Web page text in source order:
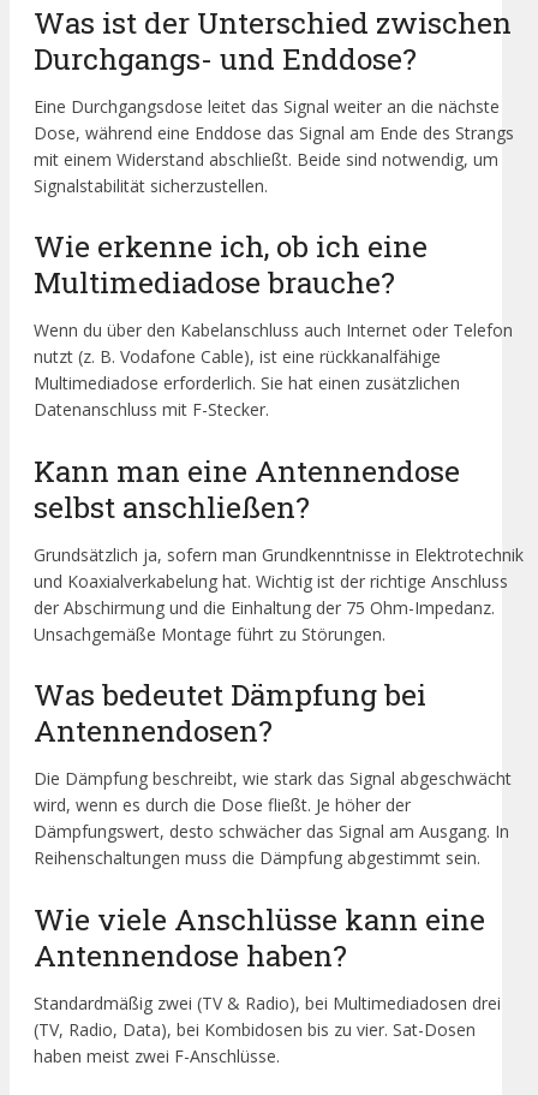
Was ist der Unterschied zwischen
Durchgangs- und Enddose?
Eine Durchgangsdose leitet das Signal weiter an die nächste
Dose, während eine Enddose das Signal am Ende des Strangs
mit einem Widerstand abschließt. Beide sind notwendig, um
Signalstabilität sicherzustellen.
Wie erkenne ich, ob ich eine
Multimediadose brauche?
Wenn du über den Kabelanschluss auch Internet oder Telefon
nutzt (z. B. Vodafone Cable), ist eine rückkanalfähige
Multimediadose erforderlich. Sie hat einen zusätzlichen
Datenanschluss mit F-Stecker.
Kann man eine Antennendose
selbst anschließen?
Grundsätzlich ja, sofern man Grundkenntnisse in Elektrotechnik
und Koaxialverkabelung hat. Wichtig ist der richtige Anschluss
der Abschirmung und die Einhaltung der 75 Ohm-Impedanz.
Unsachgemäße Montage führt zu Störungen.
Was bedeutet Dämpfung bei
Antennendosen?
Die Dämpfung beschreibt, wie stark das Signal abgeschwächt
wird, wenn es durch die Dose fließt. Je höher der
Dämpfungswert, desto schwächer das Signal am Ausgang. In
Reihenschaltungen muss die Dämpfung abgestimmt sein.
Wie viele Anschlüsse kann eine
Antennendose haben?
Standardmäßig zwei (TV & Radio), bei Multimediadosen drei
(TV, Radio, Data), bei Kombidosen bis zu vier. Sat-Dosen
haben meist zwei F-Anschlüsse.